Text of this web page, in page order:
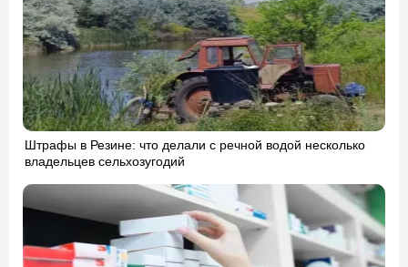
Штрафы в Резине: что делали с речной водой несколько
владельцев сельхозугодий